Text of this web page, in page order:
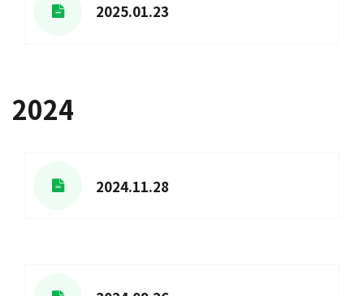
2025.01.23
2024
2024.11.28